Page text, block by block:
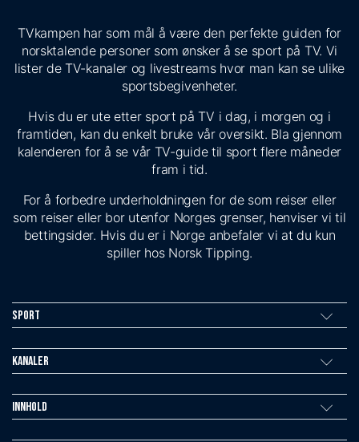
TVkampen har som mål å være den perfekte guiden for
norsktalende personer som ønsker å se sport på TV. Vi
lister de TV-kanaler og livestreams hvor man kan se ulike
sportsbegivenheter.
Hvis du er ute etter sport på TV i dag, i morgen og i
framtiden, kan du enkelt bruke vår oversikt. Bla gjennom
kalenderen for å se vår TV-guide til sport flere måneder
fram i tid.
For å forbedre underholdningen for de som reiser eller
som reiser eller bor utenfor Norges grenser, henviser vi til
bettingsider. Hvis du er i Norge anbefaler vi at du kun
spiller hos Norsk Tipping.
Sport
Kanaler
Innhold